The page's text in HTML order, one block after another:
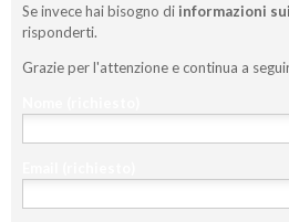
Se invece hai bisogno di informazioni
risponderti.
Grazie per l'attenzione e continua a